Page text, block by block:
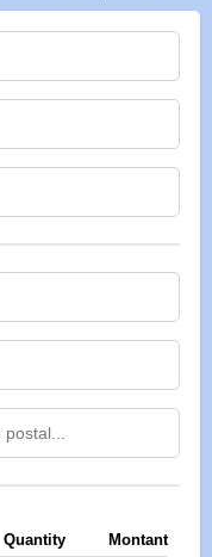
Quantity Montant